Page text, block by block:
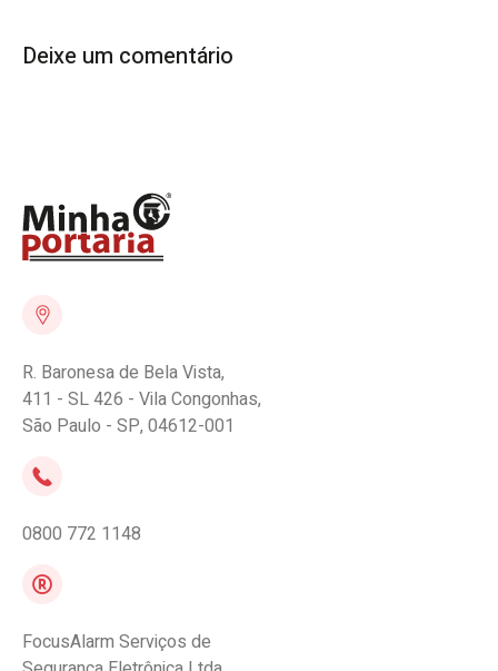
Deixe um comentário
R. Baronesa de Bela Vista,
411 - SL 426 - Vila Congonhas,
São Paulo - SP, 04612-001
0800 772 1148
FocusAlarm Serviços de